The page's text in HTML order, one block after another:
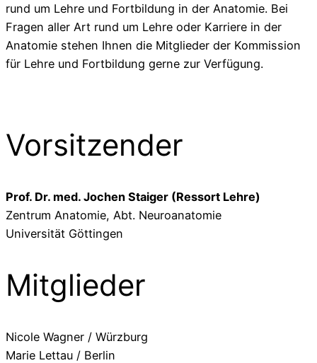
rund um Lehre und Fortbildung in der Anatomie. Bei
Fragen aller Art rund um Lehre oder Karriere in der
Anatomie stehen Ihnen die Mitglieder der Kommission
für Lehre und Fortbildung gerne zur Verfügung.
Vorsitzender
Prof. Dr. med. Jochen Staiger (Ressort Lehre)
Zentrum Anatomie, Abt. Neuroanatomie
Universität Göttingen
Mitglieder
Nicole Wagner / Würzburg
Marie Lettau / Berlin